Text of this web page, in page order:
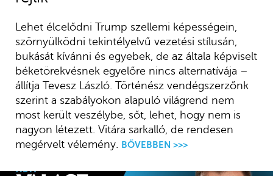
Lehet élcelődni Trump szellemi képességein,
szörnyülködni tekintélyelvű vezetési stílusán,
bukását kívánni és egyebek, de az általa képviselt
béketörekvésnek egyelőre nincs alternatívája –
állítja Tevesz László. Történész vendégszerzőnk
szerint a szabályokon alapuló világrend nem
most került veszélybe, sőt, lehet, hogy nem is
nagyon létezett. Vitára sarkalló, de rendesen
megérvelt vélemény. BŐVEBBEN >>>